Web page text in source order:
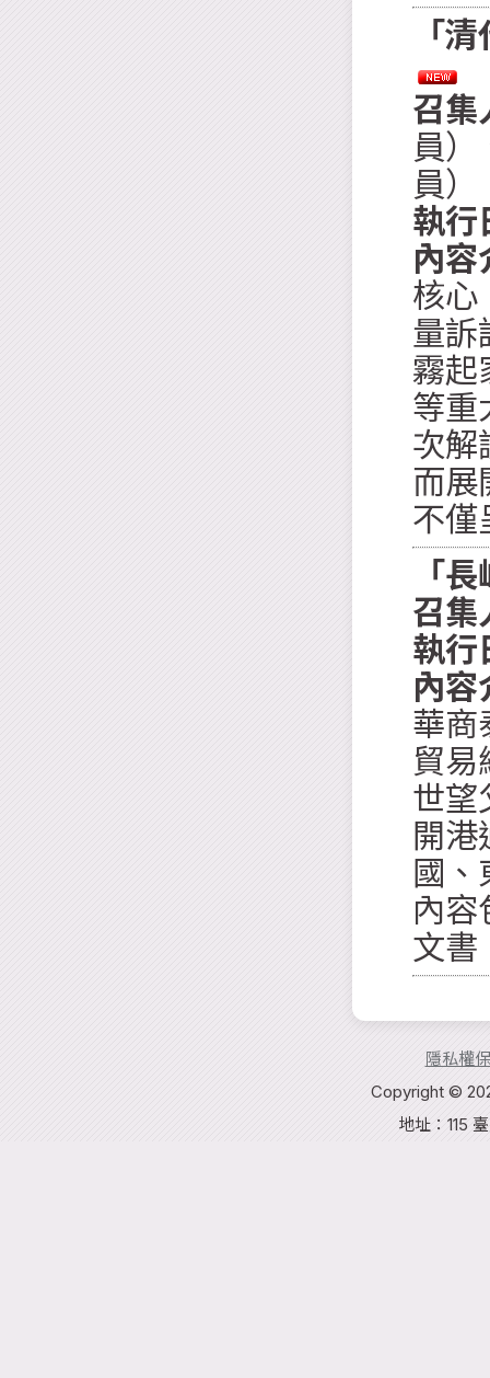
「
召集
員
員）
執行
內容
核心
量訴
霧起
等重
次解
而展
不僅
「
召集
執行
內容
華商
貿易
世望
開
國
內容
文書
隱私權
Copyright ©
地址：115